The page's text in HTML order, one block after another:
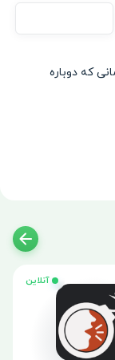
که دوباره
آنلاین